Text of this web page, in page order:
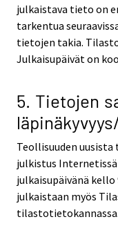
julkaistava tieto on
tarkentua
tietojen takia.
Julkaisupäivät on
5. Tietojen
Teollisuuden
julkistus
julkaisupäivänä
julkaistaan myös
tilastotietokannassa.